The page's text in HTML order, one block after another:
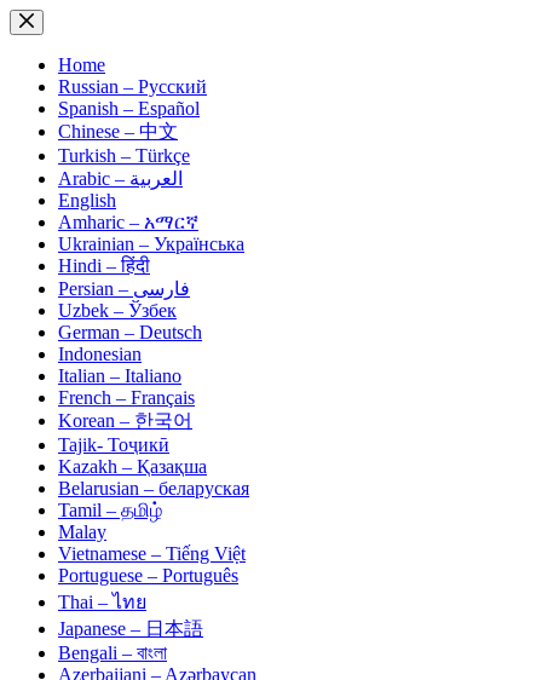
Skip
to
contentHome
Russian – Русский
Spanish – Español
Chinese – 中文
Turkish – Türkçe
Arabic – العربية
English
Amharic – አማርኛ
Ukrainian – Українська
Hindi – हिंदी
Persian – فارسی
Uzbek – Ўзбек
German – Deutsch
Indonesian
Italian – Italiano
French – Français
Korean – 한국어
Tajik- Тоҷикӣ
Kazakh – Қазақша
Belarusian – беларуская
Tamil – தமிழ்
Malay
Vietnamese – Tiếng Việt
Portuguese – Português
Thai – ไทย
Japanese – 日本語
Bengali – বাংলা
Azerbaijani – Azərbaycan